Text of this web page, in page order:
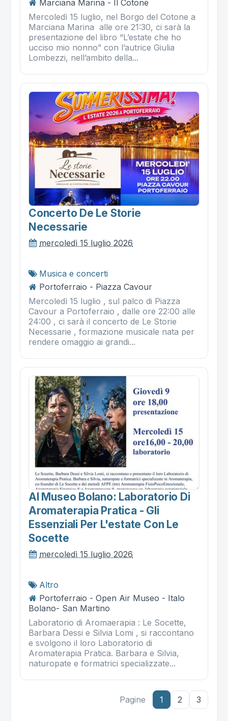
Marciana Marina - Il Cotone
Mercoledì 15 luglio, nel Borgo del Cotone a
Marciana Marina alle ore 21:30, ci sarà la
presentazione del libro “L’estate che ho
ucciso mio nonno” con l’autrice Giulia
Lombezzi, nell’ambito della...
Concerto De Le Storie
Necessarie
mercoledì 15 luglio 2026
Musica e concerti
Portoferraio - Piazza Cavour
Mercoledì 15 luglio , sul palco di Piazza
Cavour a Portoferraio , dalle ore 22:00 alle
24:00 , ci sarà il concerto de Le Storie
Necessarie , formazione musicale nata per
rendere omaggio ai grandi...
Al Museo Bolano: Laboratorio Di
Aromaterapia Pratica - Gli
Essenziali Per L'estate Con Le
Socette
mercoledì 15 luglio 2026
Altro
Portoferraio - Open Air Museo - Italo
Bolano- San Martino
Laboratorio di Aromaerapia : Le Socette,
Barbara Dessi e Silvia Lomi , si raccontano
e svolgono il loro Laboratorio di
Aromaterapia Pratica. Barbara e Silvia,
naturopate e formatrici specializzate...
Pagine 1 2 3